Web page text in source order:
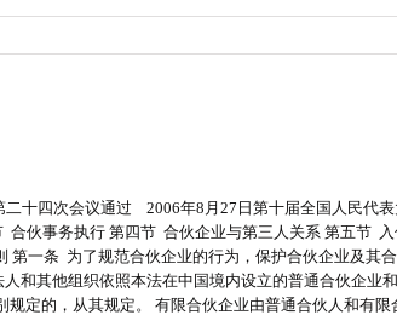
二十四次会议通过 2006年8月27日第十届全国人民
伙事务执行 第四节 合伙企业与第三人关系 第五节
条 为了规范合伙企业的行为，保护合伙企业及其
和其他组织依照本法在中国境内设立的普通合伙企业
定的，从其规定。 有限合伙企业由普通合伙人和有